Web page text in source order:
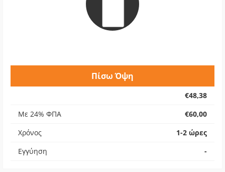
Πίσω Όψη
€48,38
Με 24% ΦΠΑ
€60,00
Χρόνος
1-2 ώρες
Εγγύηση
-